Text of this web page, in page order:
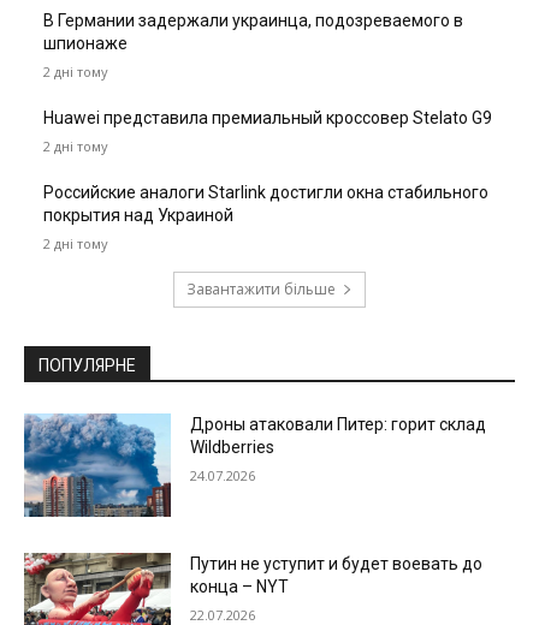
В Германии задержали украинца, подозреваемого в
шпионаже
2 дні тому
Huawei представила премиальный кроссовер Stelato G9
2 дні тому
Российские аналоги Starlink достигли окна стабильного
покрытия над Украиной
2 дні тому
Завантажити більше
ПОПУЛЯРНЕ
Дроны атаковали Питер: горит склад
Wildberries
24.07.2026
Путин не уступит и будет воевать до
конца – NYT
22.07.2026